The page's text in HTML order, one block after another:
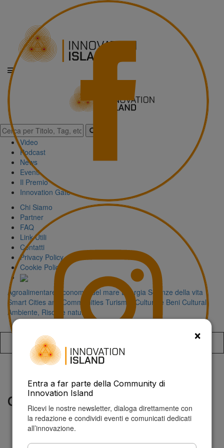
Video
Podcast
News
Eventi
Il Premio
Innovation Gate
Chi Siamo
Partner
FAQ
Link Utili
Contatti
Privacy Policy
Cookie Policy
Agroalimentare Economia del mare Energia Scienze della vita
Smart Cities and Communities Turismo, Cultura e Beni Culturali
Ambiente, Risorse naturali
ddl intelligenza artificiale
×
Entra a far parte della Community di
Innovation Island
Ricevi le nostre newsletter, dialoga direttamente con
la redazione e condividi eventi e comunicati dedicati
all’innovazione.